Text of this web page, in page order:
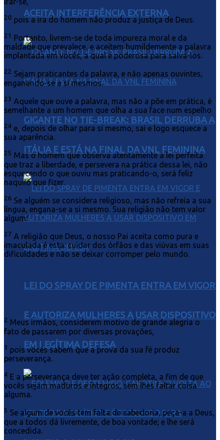
ACEITA INTERFERÊNCIA EXTERNA
GIGANTE NO TIE-BREAK: BRASIL DERRUBA A
ITÁLIA E ESTÁ NA FINAL DA VNL FEMININA
LEI DO SPRAY DE PIMENTA ENTRA EM VIGOR
E AUTORIZA MULHERES A USAR DISPOSITIVO
EM LEGÍTIMA DEFESA
20 pois a ira do homem não produz a justiça de Deus.
21 Portanto, livrem-se de toda impureza moral e da
maldade que prevalece, e aceitem humildemente a palavra
implantada em vocês, a qual é poderosa para salvá-los.
22 Sejam praticantes da palavra, e não apenas ouvintes,
enganando-se a si mesmos.
23 Aquele que ouve a palavra, mas não a põe em prática, é
semelhante a um homem que olha a sua face num espelho
24 e, depois de olhar para si mesmo, sai e logo esquece a
sua aparência.
25 Mas o homem que observa atentamente a lei perfeita
que traz a liberdade, e persevera na prática dessa lei, não
esquecendo o que ouviu mas praticando-o, será feliz
naquilo que fizer.
26 Se alguém se considera religioso, mas não refreia a sua
língua, engana-se a si mesmo. Sua religião não tem valor
algum!
27 A religião que Deus, o nosso Pai aceita como pura e
imaculada é esta: cuidar dos órfãos e das viúvas em suas
dificuldades e não se deixar corromper pelo mundo.
2 Meus irmãos, considerem motivo de grande alegria o
fato de passarem por diversas provações,
3 pois vocês sabem que a prova da sua fé produz
perseverança.
4 E a perseverança deve ter ação completa, a fim de que
vocês sejam maduros e íntegros, sem lhes faltar coisa
alguma.
5 Se algum de vocês tem falta de sabedoria, peça-a a Deus,
que a todos dá livremente, de boa vontade; e lhe será
concedida.